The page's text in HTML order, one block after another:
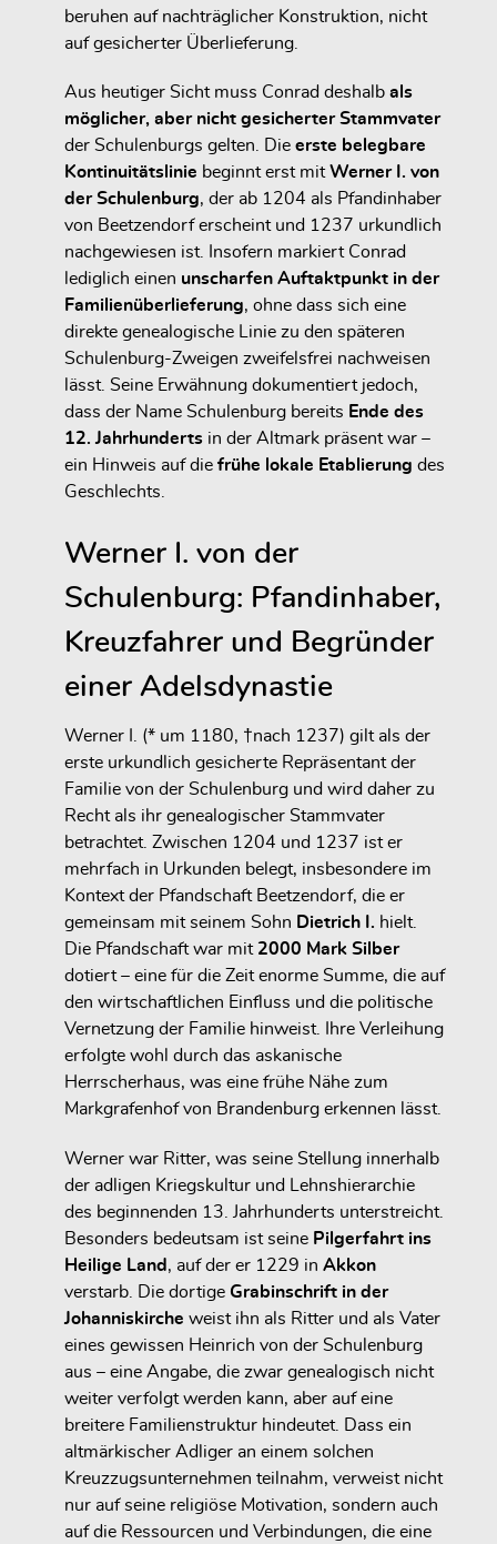
beruhen auf nachträglicher Konstruktion, nicht
auf gesicherter Überlieferung.
Aus heutiger Sicht muss Conrad deshalb als
möglicher, aber nicht gesicherter Stammvater
der Schulenburgs gelten. Die erste belegbare
Kontinuitätslinie beginnt erst mitWerner I. von
der Schulenburg, der ab 1204 als Pfandinhaber
von Beetzendorf erscheint und 1237 urkundlich
nachgewiesen ist. Insofern markiert Conrad
lediglich einen unscharfen Auftaktpunkt in der
Familienüberlieferung, ohne dass sich eine
direkte genealogische Linie zu den späteren
Schulenburg-Zweigen zweifelsfrei nachweisen
lässt. Seine Erwähnung dokumentiert jedoch,
dass der Name Schulenburg bereits Ende des
12. Jahrhunderts in der Altmark präsent war –
ein Hinweis auf die frühe lokale Etablierung des
Geschlechts.
Werner I. von der
Schulenburg: Pfandinhaber,
Kreuzfahrer und Begründer
einer Adelsdynastie
Werner I. (* um 1180, †nach 1237) gilt als der
erste urkundlich gesicherte Repräsentant der
Familie von der Schulenburg und wird daher zu
Recht als ihr genealogischer Stammvater
betrachtet. Zwischen 1204 und 1237 ist er
mehrfach in Urkunden belegt, insbesondere im
Kontext der Pfandschaft Beetzendorf, die er
gemeinsam mit seinem Sohn Dietrich I. hielt.
Die Pfandschaft war mit 2000 Mark Silber
dotiert – eine für die Zeit enorme Summe, die auf
den wirtschaftlichen Einfluss und die politische
Vernetzung der Familie hinweist. Ihre Verleihung
erfolgte wohl durch das askanische
Herrscherhaus, was eine frühe Nähe zum
Markgrafenhof von Brandenburg erkennen lässt.
Werner war Ritter, was seine Stellung innerhalb
der adligen Kriegskultur und Lehnshierarchie
des beginnenden 13. Jahrhunderts unterstreicht.
Besonders bedeutsam ist seine Pilgerfahrt ins
Heilige Land , auf der er 1229 in Akkon
verstarb. Die dortige Grabinschrift in der
Johanniskirche weist ihn als Ritter und als Vater
eines gewissen Heinrich von der Schulenburg
aus – eine Angabe, die zwar genealogisch nicht
weiter verfolgt werden kann, aber auf eine
breitere Familienstruktur hindeutet. Dass ein
altmärkischer Adliger an einem solchen
Kreuzzugsunternehmen teilnahm, verweist nicht
nur auf seine religiöse Motivation, sondern auch
auf die Ressourcen und Verbindungen, die eine